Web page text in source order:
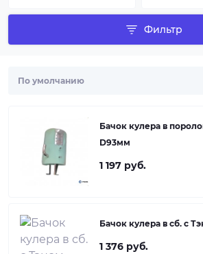
Фильтр
Бачок кулера в
D93мм
1 197 руб.
Бачок кулера в сб. с
1 376 руб.